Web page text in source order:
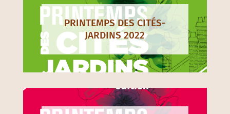
PRINTEMPS DES CITÉS-
JARDINS 2022